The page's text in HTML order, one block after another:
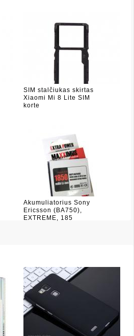
SIM stalčiukas skirtas
Xiaomi Mi 8 Lite SIM
korte
Akumuliatorius Sony
Ericsson (BA750),
EXTREME, 185